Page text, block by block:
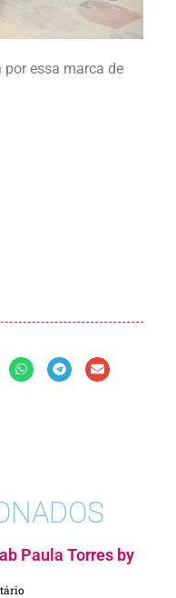
essa marca de
Paula Torres by